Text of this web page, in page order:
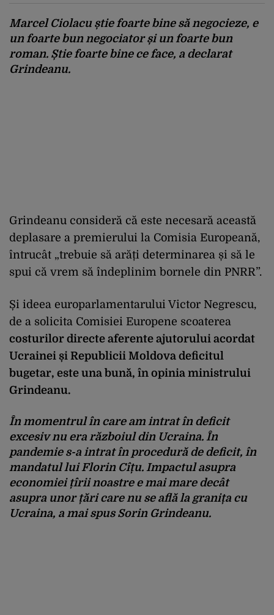
Marcel Ciolacu știe foarte bine să negocieze, e
un foarte bun negociator și un foarte bun
roman. Știe foarte bine ce face, a declarat
Grindeanu.
Grindeanu consideră că este necesară această
deplasare a premierului la Comisia Europeană,
întrucât „trebuie să arăți determinarea și să le
spui că vrem să îndeplinim bornele din PNRR”.
Și ideea europarlamentarului Victor Negrescu,
de a solicita Comisiei Europene scoaterea
costurilor directe aferente ajutorului acordat
Ucrainei și Republicii Moldova deficitul
bugetar, este una bună, în opinia ministrului
Grindeanu.
În momentrul în care am intrat în deficit
excesiv nu era războiul din Ucraina. În
pandemie s-a intrat în procedură de deficit, în
mandatul lui Florin Cîțu. Impactul asupra
economiei țîrii noastre e mai mare decât
asupra unor țări care nu se află la granița cu
Ucraina, a mai spus Sorin Grindeanu.